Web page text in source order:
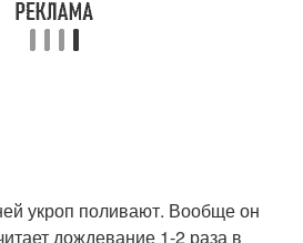
укроп поливают. Вообще он
дождевание 1-2 раза в